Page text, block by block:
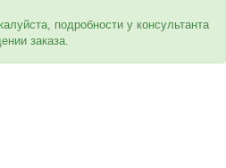
подробности у консультанта
заказа.